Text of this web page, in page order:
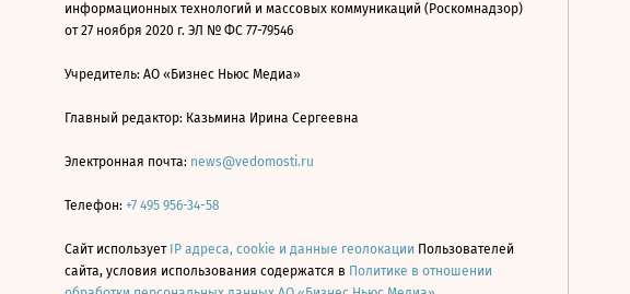
информационных технологий и массовых коммуникаций (Роскомнадзор)
от 27 ноября 2020 г. ЭЛ № ФС 77-79546
Учредитель: АО «Бизнес Ньюс Медиа»
Главный редактор: Казьмина Ирина Сергеевна
Электронная почта: news@vedomosti.ru
Телефон: +7 495 956-34-58
Сайт использует IP адреса, cookie и данные геолокации Пользователей
сайта, условия использования содержатся в Политике в отношении